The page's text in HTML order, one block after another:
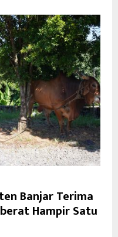
Banjar Terima
Hampir Satu